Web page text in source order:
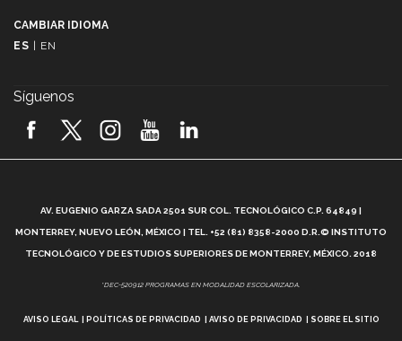
2026! (video)
¿Cómo es el Modelo Educativo Tec? (video)
Vida Tec: Feminismo e Inteligencia Artificial, Paola
CAMBIAR IDIOMA
ES
EN
Síguenos
AV. EUGENIO GARZA SADA 2501 SUR COL. TECNOLÓGICO C.P. 64849 |
MONTERREY, NUEVO LEÓN, MÉXICO | TEL. +52 (81) 8358-2000 D.R.© INSTITUTO
TECNOLÓGICO Y DE ESTUDIOS SUPERIORES DE MONTERREY, MÉXICO. 2018
*DEC-520912 PROGRAMAS EN MODALIDAD ESCOLARIZADA.
AVISO LEGAL POLÍTICAS DE PRIVACIDAD AVISO DE PRIVACIDAD SOBRE EL SITIO